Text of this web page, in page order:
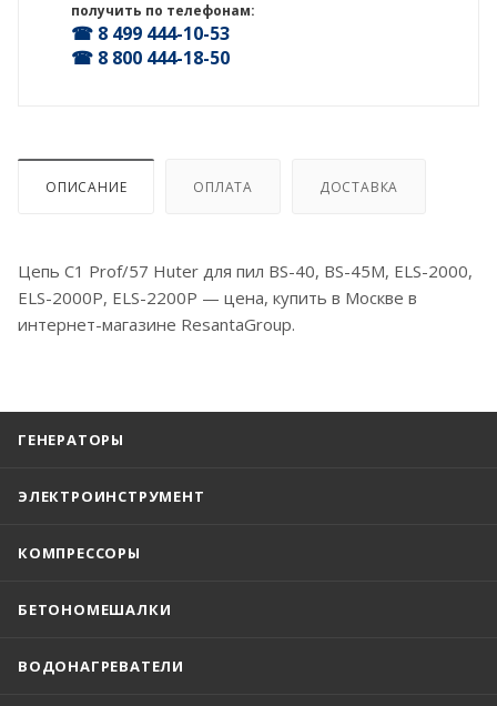
получить по телефонам:
☎ 8 499 444-10-53
☎ 8 800 444-18-50
ОПИСАНИЕ ОПЛАТА ДОСТАВКА
Цепь C1 Prof/57 Huter для пил BS-40, BS-45M, ELS-2000,
ELS-2000Р, ELS-2200Р — цена, купить в Москве в
интернет-магазине ResantaGroup.
ГЕНЕРАТОРЫ
ЭЛЕКТРОИНСТРУМЕНТ
КОМПРЕССОРЫ
БЕТОНОМЕШАЛКИ
ВОДОНАГРЕВАТЕЛИ